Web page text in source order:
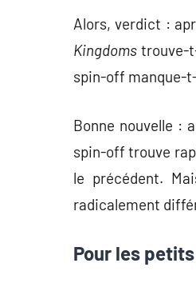
Alors, verdict :
Kingdoms trouve-
spin-off manque-
Bonne nouvelle :
spin-off trouve
le précédent.
radicalement
Pour les